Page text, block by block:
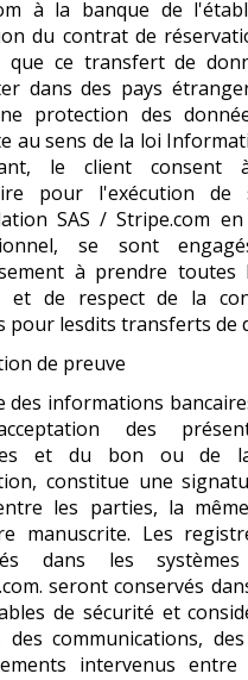
à la banque de
du contrat de
que ce transfert de
dans des pays
protection des
au sens de la loi
le client consent
pour l'exécution de
SAS / Stripe.com
se sont
à prendre toutes
et de respect de la
pour lesdits transferts de
de preuve
des informations
des
et du bon ou de
constitue une
les parties, la
manuscrite. Les
dans les systèmes
seront conservés
de sécurité et
des communications,
intervenus